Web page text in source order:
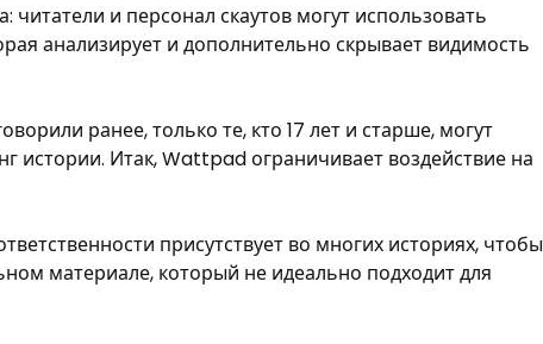
и персонал скаутов могут использовать
анализирует и дополнительно скрывает видимость
ранее, только те, кто 17 лет и старше, могут
истории. Итак, Wattpad ограничивает воздействие на
присутствует во многих историях, чтобы
материале, который не идеально подходит для